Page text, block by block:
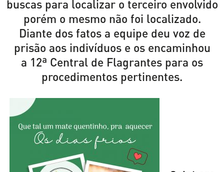
buscas para localizar o terceiro envolvido
porém o mesmo não foi localizado.
Diante dos fatos a equipe deu voz de
prisão aos indivíduos e os encaminhou
a 12ª Central de Flagrantes para os
procedimentos pertinentes.